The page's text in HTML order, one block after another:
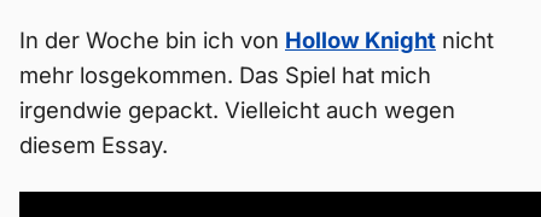
In der Woche bin ich von Hollow Knight nicht
mehr losgekommen. Das Spiel hat mich
irgendwie gepackt. Vielleicht auch wegen
diesem Essay.